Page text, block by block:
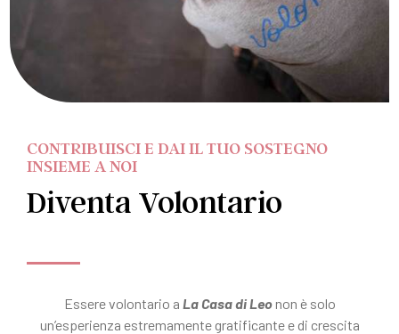
CONTRIBUISCI E DAI IL TUO SOSTEGNO
INSIEME A NOI
Diventa Volontario
Essere volontario a La Casa di Leonon è solo
un’esperienza estremamente gratificante e di crescita